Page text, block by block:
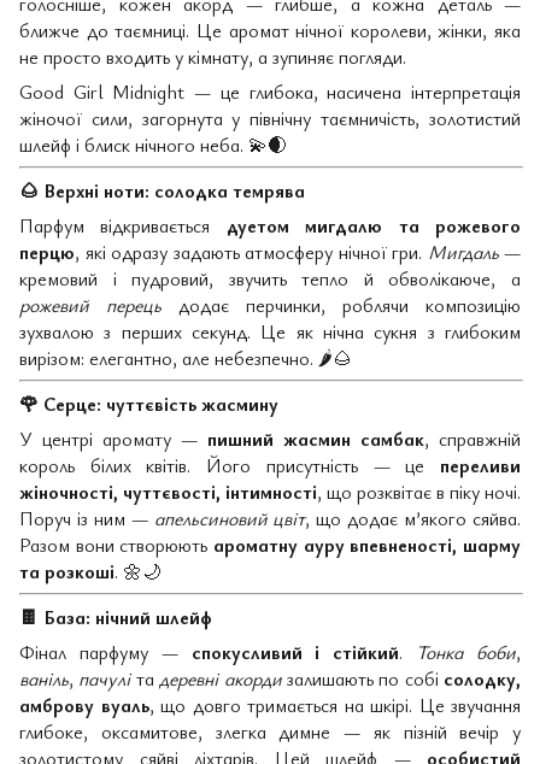
ближче до таємниці. Це аромат нічної королеви, жінки, яка
не просто входить у кімнату, а зупиняє погляди.
Good Girl Midnight — це глибока, насичена інтерпретація
жіночої сили, загорнута у північну таємничість, золотистий
шлейф і блиск нічного неба. 💫🌒
🌰 Верхні ноти: солодка темрява
Парфум відкривається дуетом мигдалю та рожевого
перцю, які одразу задають атмосферу нічної гри. Мигдаль—
кремовий і пудровий, звучить тепло й обволікаюче, а
рожевий перець додає перчинки, роблячи композицію
зухвалою з перших секунд. Це як нічна сукня з глибоким
вирізом: елегантно, але небезпечно. 🌶🌰
🌹 Серце: чуттєвість жасмину
У центрі аромату — пишний жасмин самбак, справжній
король білих квітів. Його присутність — це переливи
жіночності, чуттєвості, інтимності, що розквітає в піку ночі.
Поруч із ним — апельсиновий цвіт, що додає м’якого сяйва.
Разом вони створюють ароматну ауру впевненості, шарму
та розкоші. 🌼🌙
🍫 База: нічний шлейф
Фінал парфуму — спокусливий і стійкий. Тонка боби,
ваніль, пачулітадеревні акордизалишають по собі солодку,
амброву вуаль, що довго тримається на шкірі. Це звучання
глибоке, оксамитове, злегка димне — як пізній вечір у
золотистому сяйві ліхтарів. Цей шлейф — особистий